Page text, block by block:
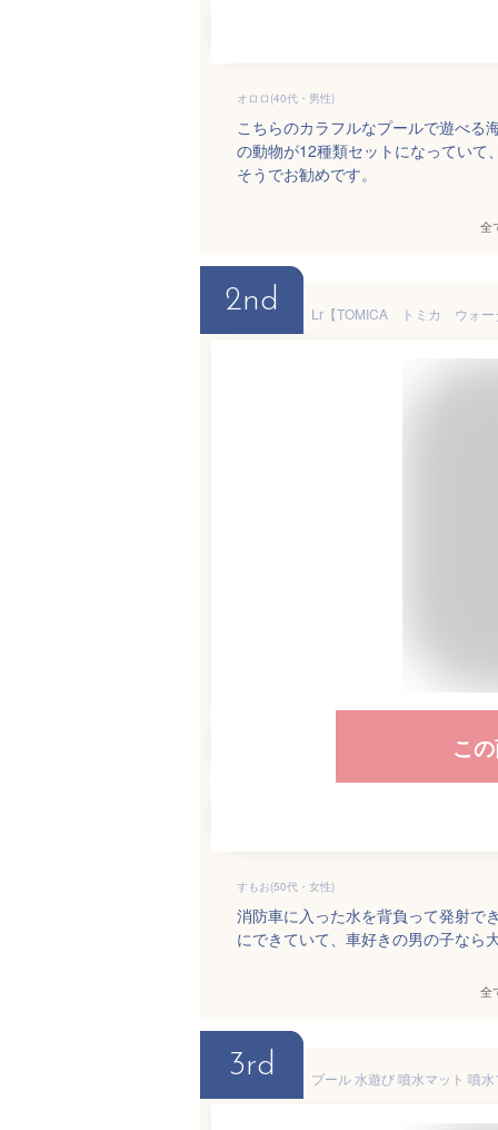
オロロ(40代・男性)
こちらのカラフルなプールで遊べる
の動物が12種類セットになっていて
そうでお勧めです。
全
2nd
こ
すもお(50代・女性)
消防車に入った水を背負って発射で
にできていて、車好きの男の子なら
全
3rd